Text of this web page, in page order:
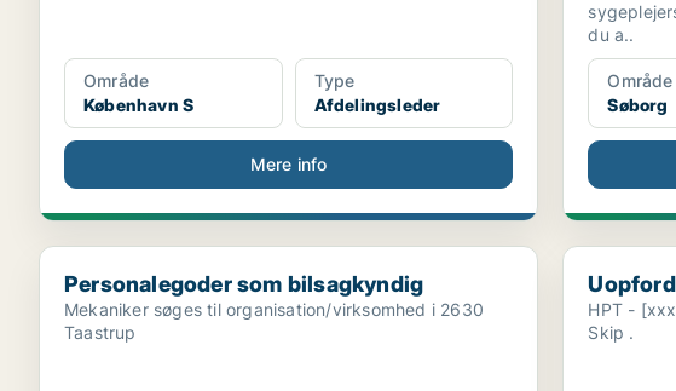
Område
København S
Type
Afdelingsleder
Mere info
du a..
Område
Søborg
Personalegoder som bilsagkyndig
Personalegoder som bilsagkyndig
Mekaniker søges til organisation/virksomhed i 2630
Taastrup
Uopfordret
HPT - [xxxxx] Skip links Skip to
Skip .